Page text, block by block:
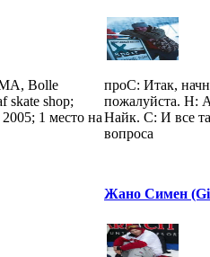
Bolle
skate shop;
1 место на
проС: Итак,
пожалуйста. Н:
Найк. С: И все
вопроса
Жано Симен